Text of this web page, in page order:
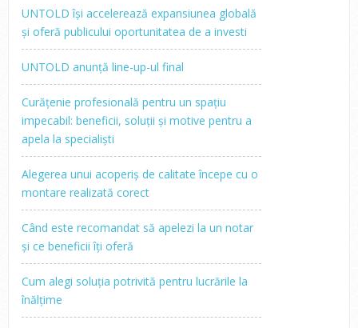
UNTOLD își accelerează expansiunea globală
și oferă publicului oportunitatea de a investi
UNTOLD anunță line-up-ul final
Curățenie profesională pentru un spațiu
impecabil: beneficii, soluții și motive pentru a
apela la specialiști
Alegerea unui acoperiș de calitate începe cu o
montare realizată corect
Când este recomandat să apelezi la un notar
și ce beneficii îți oferă
Cum alegi soluția potrivită pentru lucrările la
înălțime